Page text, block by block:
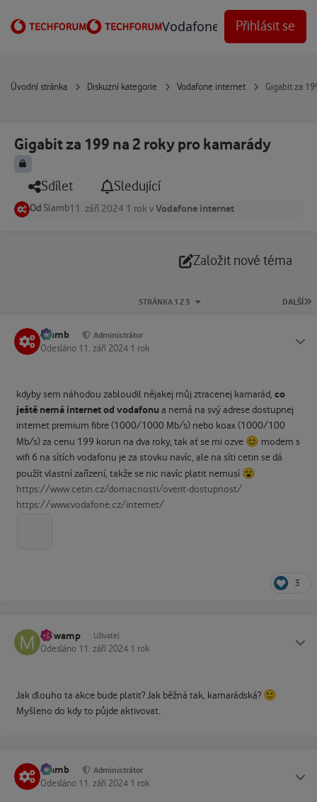
Vodafone Techforum
Přihlásit se
Úvodní stránka Diskuzní kategorie Vodafone internet Gigabit za
Gigabit za 199 na 2 roky pro kamarády
Sdílet Sledující
Od Slamb11. září 2024 1 rokvVodafone internet
Založit nové téma
DALŠÍ
STRÁNKA 1 Z 3
Slamb Administrátor
Odesláno 11. září 2024 1 rok
kdyby sem náhodou zabloudil nějakej můj ztracenej kamarád, co
ještě nemá internet od vodafonua nemá na svý adrese dostupnej
internet premium fibre (1000/1000 Mb/s) nebo koax (1000/100
Mb/s) za cenu 199 korun na dva roky, tak ať se mi ozve 😊 modem s
wifi 6 na sítích vodafonu je za stovku navíc, ale na síti cetin se dá
použít vlastní zařízení, takže se nic navíc platit nemusí 😮
https://www.cetin.cz/domacnosti/overit-dostupnost/
https://www.vodafone.cz/internet/
3
MSwamp Uživatel
Odesláno 11. září 2024 1 rok
Jak dlouho ta akce bude platit? Jak běžná tak, kamarádská? 🙂
Myšleno do kdy to půjde aktivovat.
Slamb Administrátor
Odesláno 11. září 2024 1 rok